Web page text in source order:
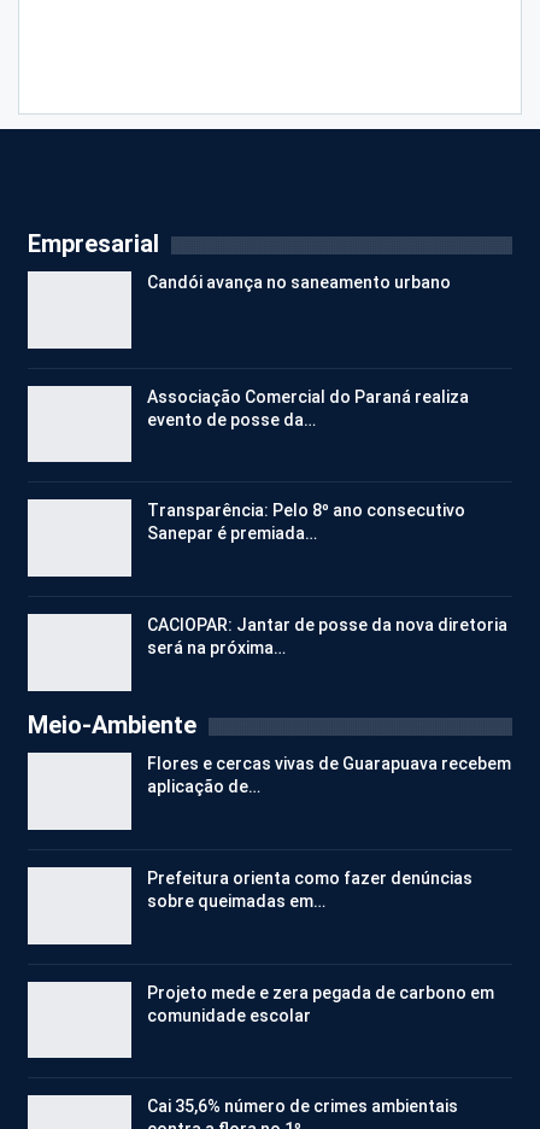
Empresarial
Candói avança no saneamento urbano
Associação Comercial do Paraná realiza
evento de posse da…
Transparência: Pelo 8º ano consecutivo
Sanepar é premiada…
CACIOPAR: Jantar de posse da nova diretoria
será na próxima…
Meio-Ambiente
Flores e cercas vivas de Guarapuava recebem
aplicação de…
Prefeitura orienta como fazer denúncias
sobre queimadas em…
Projeto mede e zera pegada de carbono em
comunidade escolar
Cai 35,6% número de crimes ambientais